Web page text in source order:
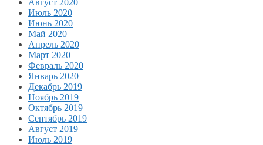
Август 2020
Июль 2020
Июнь 2020
Май 2020
Апрель 2020
Март 2020
Февраль 2020
Январь 2020
Декабрь 2019
Ноябрь 2019
Октябрь 2019
Сентябрь 2019
Август 2019
Июль 2019